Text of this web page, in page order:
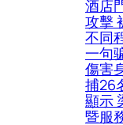
酒店
攻擊
不同
一句
傷害
捕26
顯示
暨服